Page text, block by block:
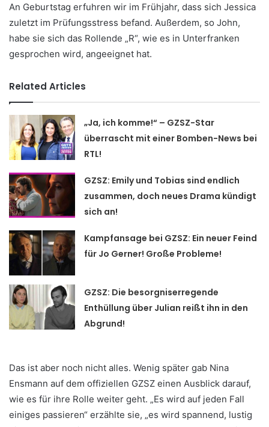
An Geburtstag erfuhren wir im Frühjahr, dass sich Jessica
zuletzt im Prüfungsstress befand. Außerdem, so John,
habe sie sich das Rollende „R“, wie es in Unterfranken
gesprochen wird, angeeignet hat.
Related Articles
„Ja, ich komme!“ – GZSZ-Star
überrascht mit einer Bomben-News bei
RTL!
GZSZ: Emily und Tobias sind endlich
zusammen, doch neues Drama kündigt
sich an!
Kampfansage bei GZSZ: Ein neuer Feind
für Jo Gerner! Große Probleme!
GZSZ: Die besorgniserregende
Enthüllung über Julian reißt ihn in den
Abgrund!
Das ist aber noch nicht alles. Wenig später gab Nina
Ensmann auf dem offiziellen GZSZ einen Ausblick darauf,
wie es für ihre Rolle weiter geht. „Es wird auf jeden Fall
einiges passieren“ erzählte sie, „es wird spannend, lustig